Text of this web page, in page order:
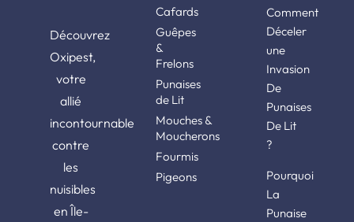
Découvrez
Oxipest,
votre
allié
incontournable
contre
les
nuisibles
en Île-
Cafards
Guêpes
&
Frelons
Punaises
de Lit
Mouches &
Moucherons
Fourmis
Pigeons
Comment
Déceler
une
Invasion
De
Punaises
De Lit
?
Pourquoi
La
Punaise